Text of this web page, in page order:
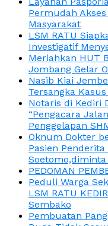
Permudah
Masyarakat
LSM RATU
Investigatif
Meriahkan HUT
Jombang Gelar
Nasib Kiai
Tersangka
Notaris di Kediri
“Pengacara
Penggelapan
Oknum Dokter
Pasien
PEDOMAN
Peduli Warga
LSM RATU
Sembako
Pembuatan